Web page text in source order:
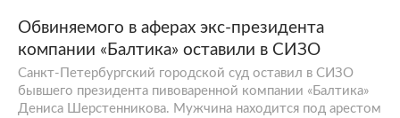
Обвиняемого в аферах экс-президента
компании «Балтика» оставили в СИЗО
Санкт-Петербургский городской суд оставил в СИЗО
бывшего президента пивоваренной компании «Балтика»
Дениса Шерстенникова. Мужчина находится под арестом